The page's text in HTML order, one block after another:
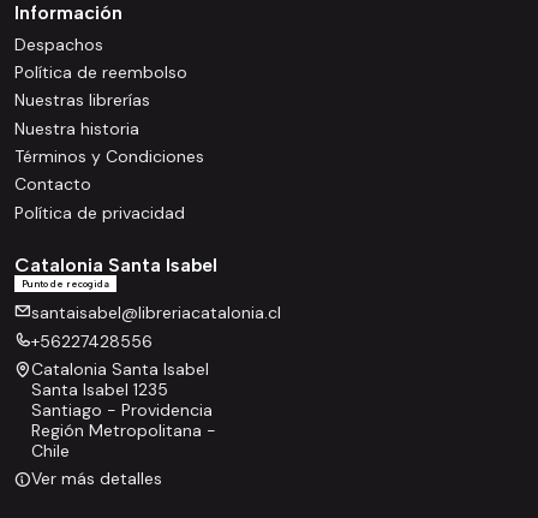
Información
Despachos
Política de reembolso
Nuestras librerías
Nuestra historia
Términos y Condiciones
Contacto
Política de privacidad
Catalonia Santa Isabel
Punto de recogida
santaisabel@libreriacatalonia.cl
+56227428556
Catalonia Santa Isabel
Santa Isabel 1235
Santiago - Providencia
Región Metropolitana -
Chile
Ver más detalles